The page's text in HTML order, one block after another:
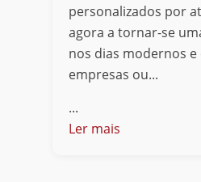
personalizados por
agora a tornar-se
nos dias modernos e
empresas ou...
...
Ler mais